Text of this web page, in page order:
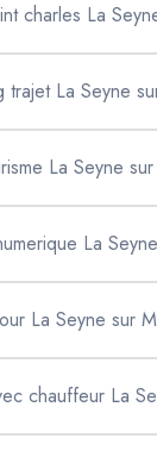
charles La
trajet La Seyne
La Seyne
La
La Seyne sur
chauffeur La